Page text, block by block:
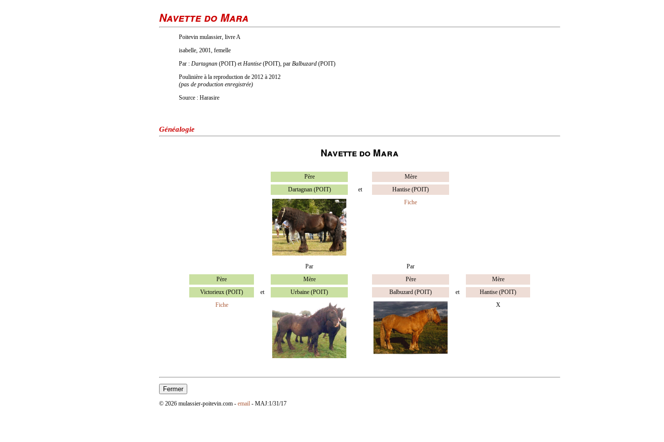
Navette do Mara
Poitevin mulassier, livre A
isabelle, 2001, femelle
Par : Dartagnan (POIT) etHantise (POIT), par Balbuzard (POIT)
Poulinière à la reproduction de 2012 à 2012
(pas de production enregistrée)
Source : Harasire
Généalogie
Navette do Mara
Père
Mère
Dartagnan (POIT)
et
Hantise (POIT)
Fiche
Par
Par
Père
Mère Père
Mère
Victorieux (POIT)
et Urbaine (POIT) Balbuzard (POIT) et
Hantise (POIT)
Fiche
X
© 2026 mulassier-poitevin.com - email - MAJ:1/31/17